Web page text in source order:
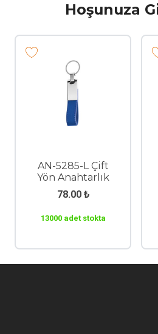
Hoşunuza
AN-5285-L Çift
Yön Anahtarlık
78.00 ₺
13000 adet stokta